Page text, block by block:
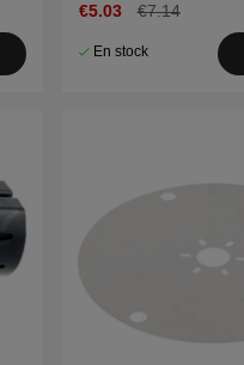
€5.03 €7.14
En stock